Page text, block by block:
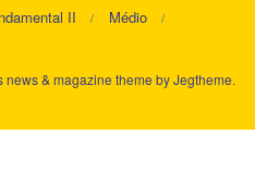
II
Médio
news & magazine theme byJegtheme.